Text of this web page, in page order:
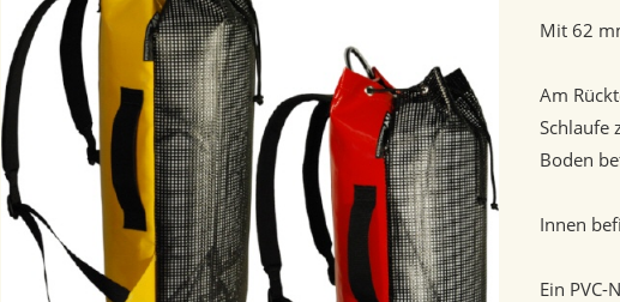
Mit 62
Am
Schlaufe
Boden
Innen
Ein